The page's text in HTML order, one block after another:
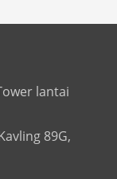
lantai
89G,